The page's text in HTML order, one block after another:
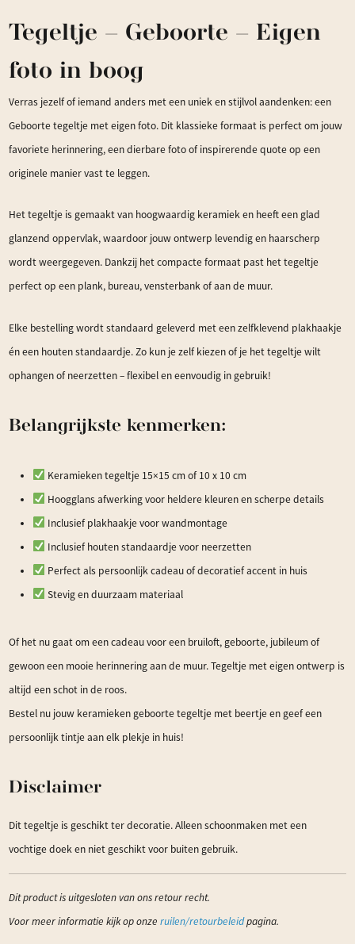
boog
Tegeltje – Geboorte – Eigen
foto in boog
Verras jezelf of iemand anders met een uniek en stijlvol aandenken: een
Geboorte tegeltje met eigen foto. Dit klassieke formaat is perfect om jouw
favoriete herinnering, een dierbare foto of inspirerende quote op een
originele manier vast te leggen.
Het tegeltje is gemaakt van hoogwaardig keramiek en heeft een glad
glanzend oppervlak, waardoor jouw ontwerp levendig en haarscherp
wordt weergegeven. Dankzij het compacte formaat past het tegeltje
perfect op een plank, bureau, vensterbank of aan de muur.
Elke bestelling wordt standaard geleverd met een zelfklevend plakhaakje
én een houten standaardje. Zo kun je zelf kiezen of je het tegeltje wilt
ophangen of neerzetten – flexibel en eenvoudig in gebruik!
Belangrijkste kenmerken:
Keramieken tegeltje 15×15 cm of 10 x 10 cm
Hoogglans afwerking voor heldere kleuren en scherpe details
Inclusief plakhaakje voor wandmontage
Inclusief houten standaardje voor neerzetten
Perfect als persoonlijk cadeau of decoratief accent in huis
Stevig en duurzaam materiaal
Of het nu gaat om een cadeau voor een bruiloft, geboorte, jubileum of
gewoon een mooie herinnering aan de muur. Tegeltje met eigen ontwerp is
altijd een schot in de roos.
Bestel nu jouw keramieken geboorte tegeltje met beertje en geef een
persoonlijk tintje aan elk plekje in huis!
Disclaimer
Dit tegeltje is geschikt ter decoratie. Alleen schoonmaken met een
vochtige doek en niet geschikt voor buiten gebruik.
Dit product is uitgesloten van ons retour recht.
Voor meer informatie kijk op onzeruilen/retourbeleidpagina.